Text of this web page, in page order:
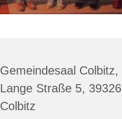
Gemeindesaal Colbitz,
Lange Straße 5, 39326
Colbitz